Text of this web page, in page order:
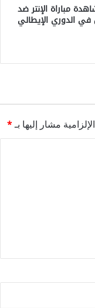
مباراة الإنتر ضد
الدوري الإيطالي
مشار إليها بـ*